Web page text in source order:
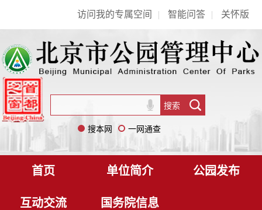
访问我的专属空间 | 智能问答 | 关怀版
搜本网 一网通查
首页 单位简介 公园发布
互动交流 国务院信息